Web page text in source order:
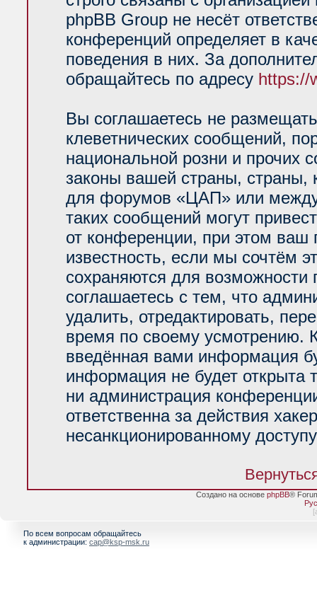
phpBB Group не несёт
конференций определяет в
поведения в них. За
обращайтесь по адресу https://
Вы соглашаетесь не
клеветнических сообщений,
национальной розни и прочих
законы вашей страны, страны,
для форумов «ЦАП» или
таких сообщений могут
от конференции, при этом ваш
известность, если мы сочтём
сохраняются для возможности
соглашаетесь с тем, что
удалить, отредактировать,
время по своему усмотрению.
введённая вами информация
информация не будет открыта
ни администрация
ответственна за действия
несанкционированному
Создано на основе phpBB®
[
По всем вопросам обращайтесь
к администрации: cap@ksp-msk.ru